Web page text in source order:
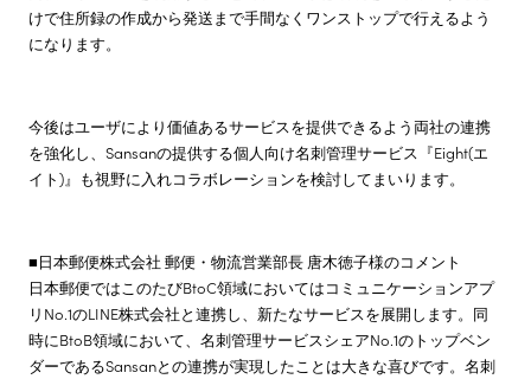
けで住所録の作成から発送まで手間なくワンストップで行えるよう
になります。
今後はユーザにより価値あるサービスを提供できるよう両社の連携
を強化し、Sansanの提供する個人向け名刺管理サービス『Eight(エ
イト)』も視野に入れコラボレーションを検討してまいります。
■日本郵便株式会社 郵便・物流営業部長 唐木徳子様のコメント
日本郵便ではこのたびBtoC領域においてはコミュニケーションアプ
リNo.1のLINE株式会社と連携し、新たなサービスを展開します。同
時にBtoB領域において、名刺管理サービスシェアNo.1のトップベン
ダーであるSansanとの連携が実現したことは大きな喜びです。名刺